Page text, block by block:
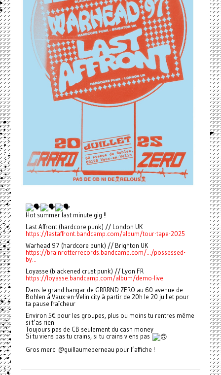
Hot summer last minute gig !!
Last Affront (hardcore punk) // London UK
https://lastaffront.bandcamp.com/album/tour-tape-2025
Warhead 97 (hardcore punk) // Brighton UK
https://brainrotterrecords.bandcamp.com/.../possessed-
by...
Loyasse (blackened crust punk) // Lyon FR
https://loyasse.bandcamp.com/album/demo-live
Dans le grand hangar de GRRRND ZERO au 60 avenue de
Bohlen à Vaux-en-Velin city à partir de 20h le 20 juillet pour
ta pause fraîcheur
Environ 5€ pour les groupes, plus ou moins tu rentres même
si t’as rien
Toujours pas de CB seulement du cash money
Si tu viens pas tu crains, si tu crains viens pas
Gros merci @guillaumeberneau pour l’affiche !